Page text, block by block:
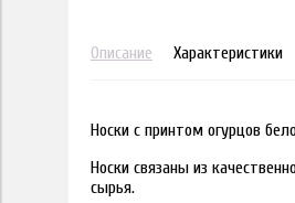
Описание Характеристики
Носки с принтом огурцов
Носки связаны из
сырья.